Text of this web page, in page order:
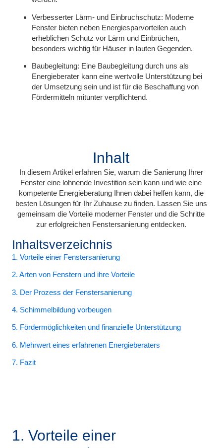
Verbesserter Lärm- und Einbruchschutz: Moderne
Fenster bieten neben Energiesparvorteilen auch
erheblichen Schutz vor Lärm und Einbrüchen,
besonders wichtig für Häuser in lauten Gegenden.
Baubegleitung: Eine Baubegleitung durch uns als
Energieberater kann eine wertvolle Unterstützung bei
der Umsetzung sein und ist für die Beschaffung von
Fördermitteln mitunter verpflichtend.
Inhalt
In diesem Artikel erfahren Sie, warum die Sanierung Ihrer
Fenster eine lohnende Investition sein kann und wie eine
kompetente Energieberatung Ihnen dabei helfen kann, die
besten Lösungen für Ihr Zuhause zu finden. Lassen Sie uns
gemeinsam die Vorteile moderner Fenster und die Schritte
zur erfolgreichen Fenstersanierung entdecken.
Inhaltsverzeichnis
1. Vorteile einer Fenstersanierung
2. Arten von Fenstern und ihre Vorteile
3. Der Prozess der Fenstersanierung
4. Schimmelbildung vorbeugen
5. Fördermöglichkeiten und finanzielle Unterstützung
6. Mehrwert eines erfahrenen Energieberaters
7. Fazit
1. Vorteile einer